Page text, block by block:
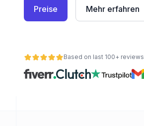
Preise Mehr erfahren
Based on last 100+ reviews